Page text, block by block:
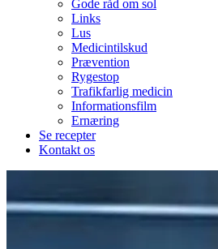
Gode råd om sol
Links
Lus
Medicintilskud
Prævention
Rygestop
Trafikfarlig medicin
Informationsfilm
Ernæring
Se recepter
Kontakt os